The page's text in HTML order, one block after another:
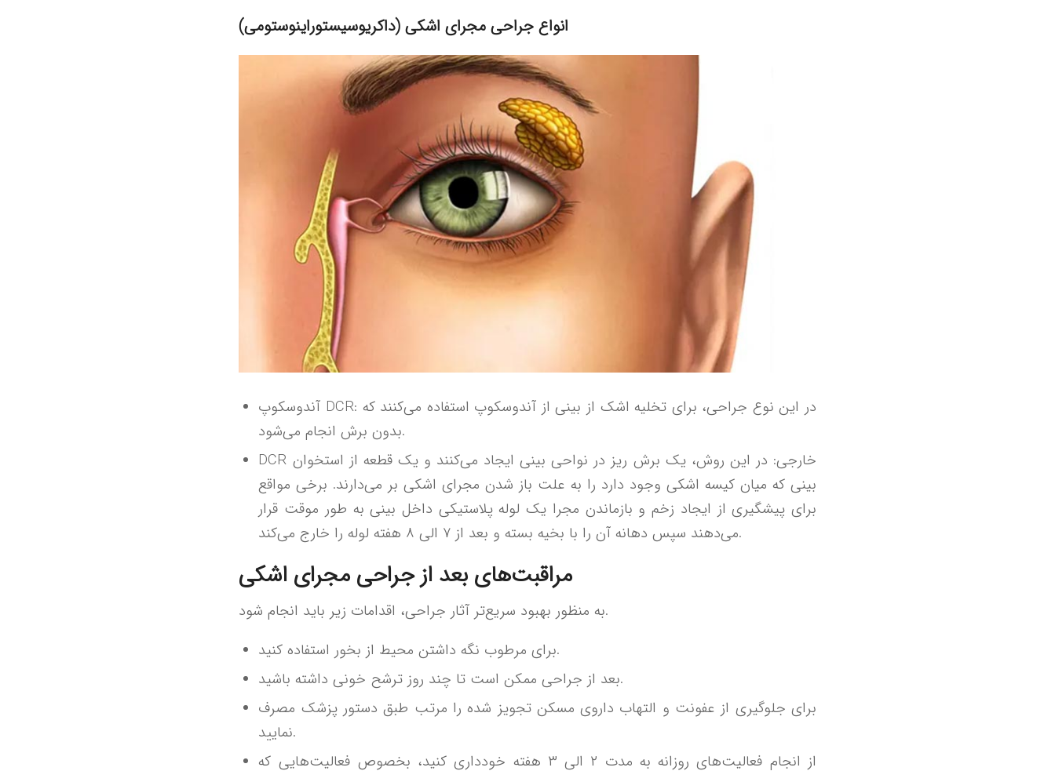
انواع جراحی مجرای اشکی (داکریوسیستوراینوستومی)
آندوسکوپ DCR: در این نوع جراحی، برای تخلیه اشک از بینی از آندوسکوپ استفاده می‌کنند که
بدون برش انجام می‌شود.
DCR خارجی: در این روش، یک برش ریز در نواحی بینی ایجاد می‌کنند و یک قطعه از استخوان
بینی که میان کیسه اشکی وجود دارد را به علت باز شدن مجرای اشکی بر می‌دارند. برخی مواقع
برای پیشگیری از ایجاد زخم و بازماندن مجرا یک لوله پلاستیکی داخل بینی به طور موقت قرار
می‌دهند سپس دهانه آن را با بخیه بسته و بعد از ۷ الی ۸ هفته لوله را خارج می‌کند.
مراقبت‌های بعد از جراحی مجرای اشکی
به منظور بهبود سریع‌تر آثار جراحی، اقدامات زیر باید انجام شود.
برای مرطوب نگه داشتن محیط از بخور استفاده کنید.
بعد از جراحی ممکن است تا چند روز ترشح خونی داشته باشید.
برای جلوگیری از عفونت و التهاب داروی مسکن تجویز شده را مرتب طبق دستور پزشک مصرف
نمایید.
از انجام فعالیت‌های روزانه به مدت ۲ الی ۳ هفته خودداری کنید، بخصوص فعالیت‌هایی که